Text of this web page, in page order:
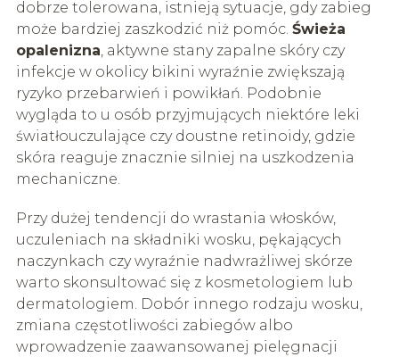
dobrze tolerowana, istnieją sytuacje, gdy zabieg
może bardziej zaszkodzić niż pomóc. Świeża
opalenizna, aktywne stany zapalne skóry czy
infekcje w okolicy bikini wyraźnie zwiększają
ryzyko przebarwień i powikłań. Podobnie
wygląda to u osób przyjmujących niektóre leki
światłouczulające czy doustne retinoidy, gdzie
skóra reaguje znacznie silniej na uszkodzenia
mechaniczne.
Przy dużej tendencji do wrastania włosków,
uczuleniach na składniki wosku, pękających
naczynkach czy wyraźnie nadwrażliwej skórze
warto skonsultować się z kosmetologiem lub
dermatologiem. Dobór innego rodzaju wosku,
zmiana częstotliwości zabiegów albo
wprowadzenie zaawansowanej pielęgnacji